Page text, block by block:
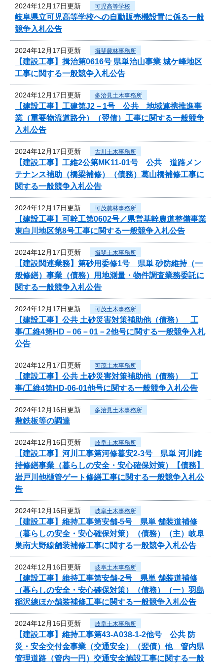
2024年12月17日更新 可児高等学校
岐阜県立可児高等学校への自動販売機設置に係る一般
競争入札公告
2024年12月17日更新 揖斐農林事務所
【建設工事】揖治第0616号 県単治山事業 城ケ峰地区
工事に関する一般競争入札公告
2024年12月17日更新 多治見土木事務所
【建設工事】工建第J2－1号 公共 地域連携推進事
業（重要物流道路分）（翌債）工事に関する一般競争
入札公告
2024年12月17日更新 古川土木事務所
【建設工事】工維2公第MK11-01号 公共 道路メン
テナンス補助（橋梁補修）（債務）葛山橋補修工事に
関する一般競争入札公告
2024年12月17日更新 可茂農林事務所
【建設工事】可幹工第0602号／県営基幹農道整備事業
東白川地区第8号工事に関する一般競争入札公告
2024年12月17日更新 揖斐土木事務所
【建設関連業務】第砂用委修1号 県単 砂防維持（一
般修繕）事業（債務）用地測量・物件調査業務委託に
関する一般競争入札公告
2024年12月17日更新 可茂土木事務所
【建設工事】公共 土砂災害対策補助他（債務） 工
事/工維4第HD－06－01－2他号に関する一般競争入札
公告
2024年12月17日更新 可茂土木事務所
【建設工事】公共 土砂災害対策補助他（債務） 工
事/工維4第HD-06-01他号に関する一般競争入札公告
2024年12月16日更新 多治見土木事務所
敷鉄板等の調達
2024年12月16日更新 岐阜土木事務所
【建設工事】河川工事第河修暮安2-3号 県単 河川維
持修繕事業（暮らしの安全・安心確保対策）【債務】
岩戸川他樋管ゲート修繕工事に関する一般競争入札公
告
2024年12月16日更新 岐阜土木事務所
【建設工事】維持工事第安舗-5号 県単 舗装道補修
（暮らしの安全・安心確保対策）（債務）（主）岐阜
巣南大野線舗装補修工事に関する一般競争入札公告
2024年12月16日更新 岐阜土木事務所
【建設工事】維持工事第安舗-2号 県単 舗装道補修
（暮らしの安全・安心確保対策）（債務）（一）羽島
稲沢線ほか舗装補修工事に関する一般競争入札公告
2024年12月16日更新 岐阜土木事務所
【建設工事】維持工事第43-A038-1-2他号 公共 防
災・安全交付金事業（交通安全）（翌債）他 管内県
管理道路（管内一円）交通安全施設工事に関する一般